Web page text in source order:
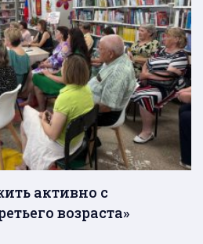
активно с
возраста»